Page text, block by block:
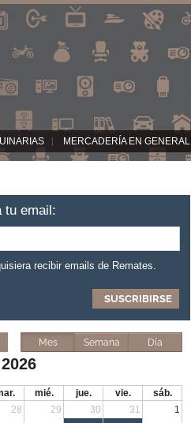
MERCADERÍA EN GENERAL
tu email:
recibir emails de Remates.
Mes Semana Día
mié. jue. vie.
sáb.
28 29 30 31 1